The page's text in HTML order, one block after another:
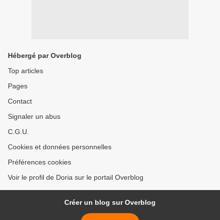
Hébergé par Overblog
Top articles
Pages
Contact
Signaler un abus
C.G.U.
Cookies et données personnelles
Préférences cookies
Voir le profil de Doria sur le portail Overblog
Créer un blog sur Overblog